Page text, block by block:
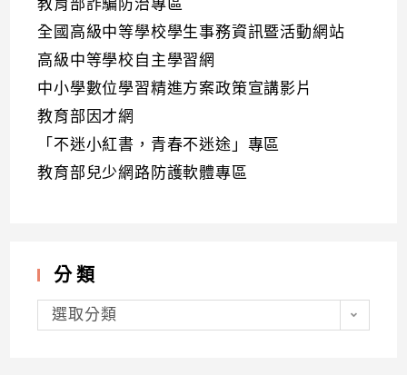
教育部詐騙防治專區
全國高級中等學校學生事務資訊暨活動網站
高級中等學校自主學習網
中小學數位學習精進方案政策宣講影片
教育部因才網
「不迷小紅書，青春不迷途」專區
教育部兒少網路防護軟體專區
分類
分
類選取分類